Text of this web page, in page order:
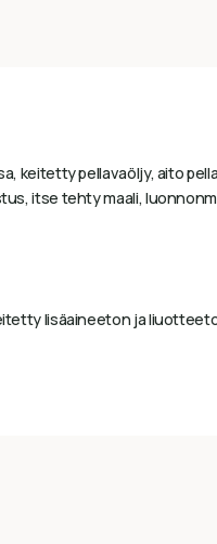
keitetty pellavaöljy, aito
itse tehty maali,
lisäaineeton ja